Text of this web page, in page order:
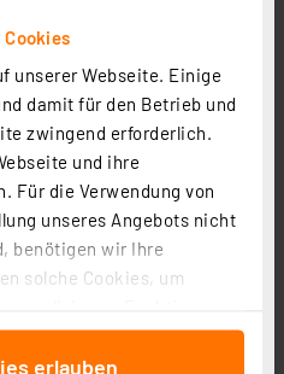
Cookies
unserer Webseite. Einige
damit für den Betrieb und
zwingend erforderlich.
und ihre
Für die Verwendung von
unseres Angebots nicht
benötigen wir Ihre
solche Cookies, um
zu können und die Zugriffe
Außerdem geben
erlauben
17.38 CHF
inkl. MwSt.
Informationen zu Versandkosten